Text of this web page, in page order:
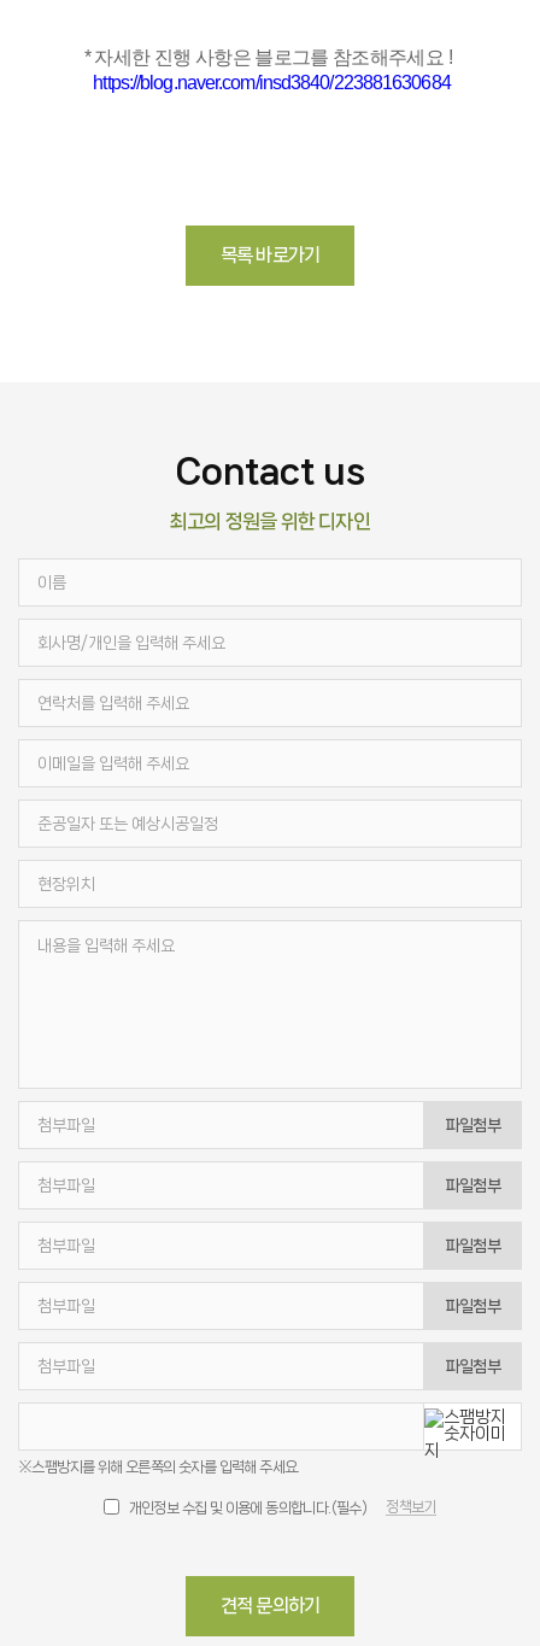
* 자세한 진행 사항은 블로그를 참조해주세요 !
https://blog.naver.com/insd3840/223881630684
목록 바로가기
Contact us
최고의 정원을 위한 디자인
파일첨부
파일첨부
파일첨부
파일첨부
파일첨부
※스팸방지를 위해 오른쪽의 숫자를 입력해 주세요.
개인정보 수집 및 이용에 동의합니다.(필수) 정책보기
견적 문의하기